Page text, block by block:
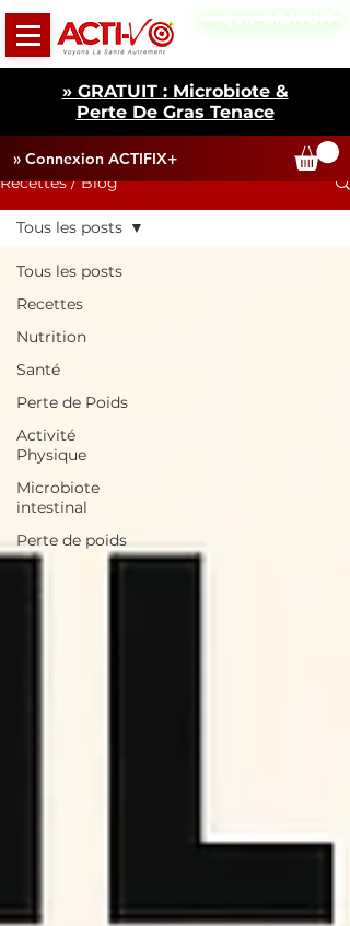
» Connexion ACTIFIX+
» GRATUIT : Microbiote &
Perte De Gras Tenace
» Quiz GRATUIT
Recettes / Blog
Tous les posts
Recettes
Nutrition
Santé
Perte de Poids
Activité
Physique
Microbiote
intestinal
Perte de poids
Tous les posts